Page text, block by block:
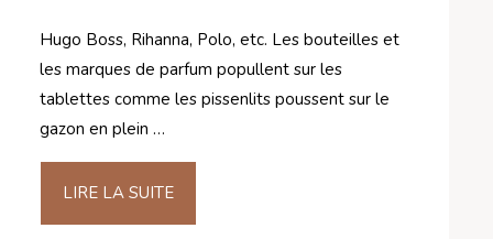
Hugo Boss, Rihanna, Polo, etc. Les bouteilles et
les marques de parfum popullent sur les
tablettes comme les pissenlits poussent sur le
gazon en plein …
LIRE LA SUITE